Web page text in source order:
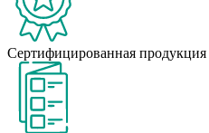
Сертифицированная